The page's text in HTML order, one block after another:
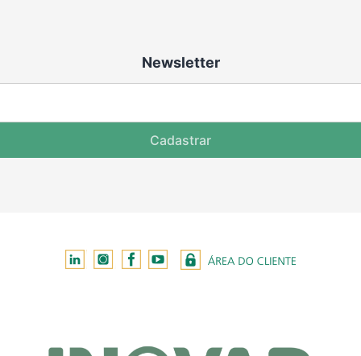
Newsletter
Cadastrar